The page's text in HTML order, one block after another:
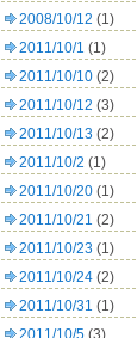
2008/10/12 (1)
2011/10/1 (1)
2011/10/10 (2)
2011/10/12 (3)
2011/10/13 (2)
2011/10/2 (1)
2011/10/20 (1)
2011/10/21 (2)
2011/10/23 (1)
2011/10/24 (2)
2011/10/31 (1)
2011/10/5 (3)